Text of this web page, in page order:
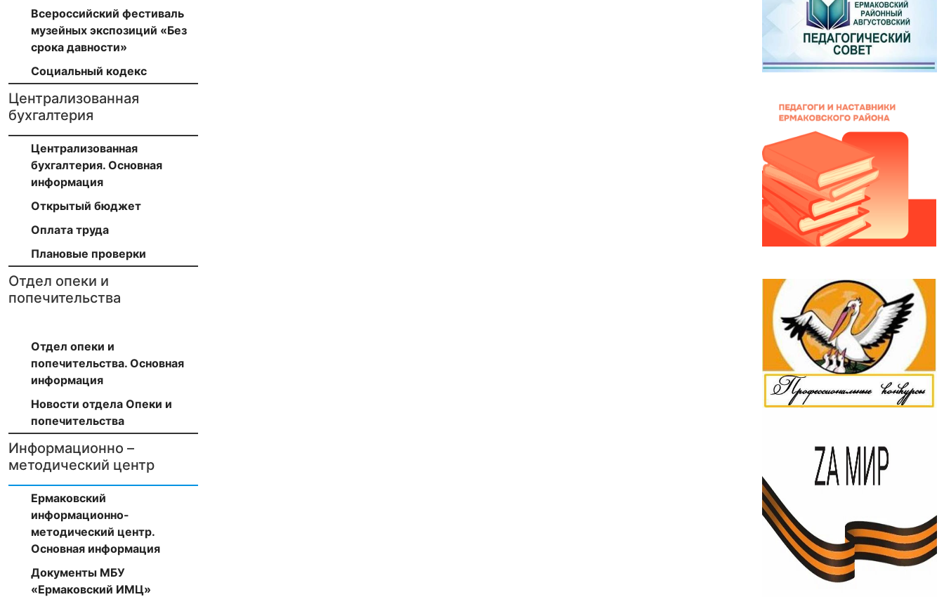
Всероссийский фестиваль
музейных экспозиций «Без
срока давности»
Социальный кодекс
Централизованная
бухгалтерия
Централизованная
бухгалтерия. Основная
информация
Открытый бюджет
Оплата труда
Плановые проверки
Отдел опеки и
попечительства
Отдел опеки и
попечительства. Основная
информация
Новости отдела Опеки и
попечительства
Информационно –
методический центр
Ермаковский
информационно-
методический центр.
Основная информация
Документы МБУ
«Ермаковский ИМЦ»